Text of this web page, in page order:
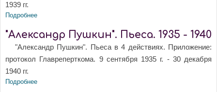
1939 гг.
Подробнее
"Александр Пушкин". Пьеса. 1935 - 1940
"Александр Пушкин". Пьеса в 4 действиях. Приложение:
протокол Главреперткома. 9 сентября 1935 г. - 30 декабря
1940 гг.
Подробнее